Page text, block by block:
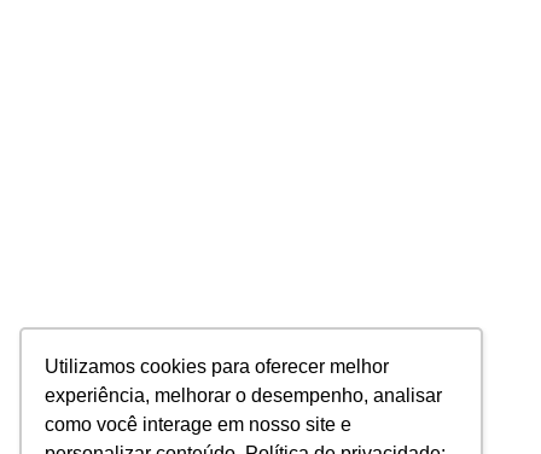
Utilizamos cookies para oferecer melhor
experiência, melhorar o desempenho, analisar
como você interage em nosso site e